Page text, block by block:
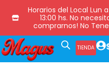
Horarios del Local Lun
13:00 hs. No
comprarnos! No
TIENDA